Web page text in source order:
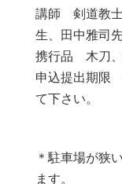
講師 剣道教
生、田中雅司
携行品 木刀、
申込提出期限
て下さい。
＊駐車場が狭
ます。